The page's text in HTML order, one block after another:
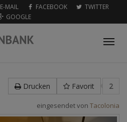
E-MAIL FACEBOOK
TWITTER
GOOGLE
Drucken Favorit 2
eingesendet von Tacolonia